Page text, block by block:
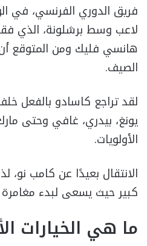
فريق الدوري الفرنسي، في
لاعب وسط برشلونة، الذي
هانسي فليك ومن المتوقع أن
الصيف.
لقد تراجع كاسادو بالفعل
يونغ، بيدري، غافي وحتى
الأولويات.
الانتقال بعيدًا عن كامب
كبير حيث يسعى لبدء
ما هي الخيارات